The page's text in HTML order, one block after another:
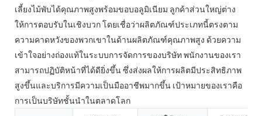
เลี้ยงไม้พับได้คุณภาพสูงพร้อมขอบอลูมิเนียม ลูกค้าส่วนใหญ่ต่าง
ให้การตอบรับในเชิงบวก โดยเชื่อว่าผลิตภัณฑ์ประเภทนี้ตรงตาม
ความคาดหวังของพวกเขาในด้านผลิตภัณฑ์คุณภาพสูง ด้วยความ
เข้าใจอย่างถ่องแท้ในระบบการจัดการของบริษัท พนักงานของเรา
สามารถปฏิบัติหน้าที่ได้ดียิ่งขึ้น ซึ่งส่งผลให้การผลิตมีประสิทธิภาพ
สูงขึ้นและบริการมีความเป็นมืออาชีพมากขึ้น เป้าหมายของเราคือ
การเป็นบริษัทชั้นนำในตลาดโลก